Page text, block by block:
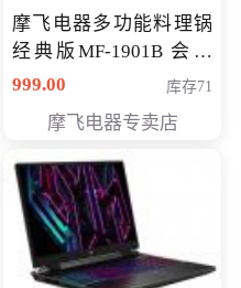
摩飞电器多功能料理锅
经典版MF-1901B 会员
专享价399元
999.00 库存71
摩飞电器专卖店